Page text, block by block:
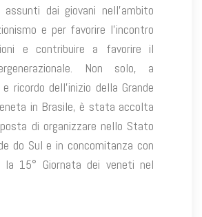
assunti dai giovani nell’ambito
e per favorire l’incontro
e contribuire a favorire il
Non solo, a
ricordo dell’inizio della Grande
in Brasile, è stata accolta
di organizzare nello Stato
do Sul e in concomitanza con
la 15° Giornata dei veneti nel